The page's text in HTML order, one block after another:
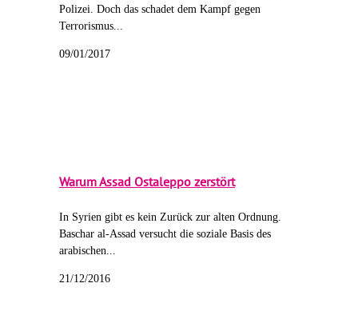
Polizei. Doch das schadet dem Kampf gegen
Terrorismus...
09/01/2017
Warum Assad Ostaleppo zerstört
In Syrien gibt es kein Zurück zur alten Ordnung.
Baschar al-Assad versucht die soziale Basis des
arabischen...
21/12/2016